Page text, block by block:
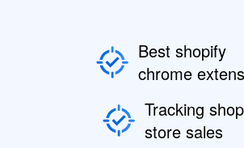
Best shopify
chrome
Tracking
store sales